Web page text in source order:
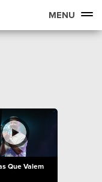
MENU
Que Valem